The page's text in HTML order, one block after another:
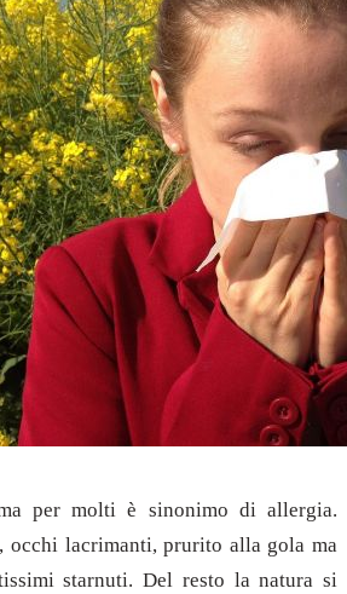
per molti è sinonimo di allergia.
occhi lacrimanti, prurito alla gola ma
starnuti. Del resto la natura si